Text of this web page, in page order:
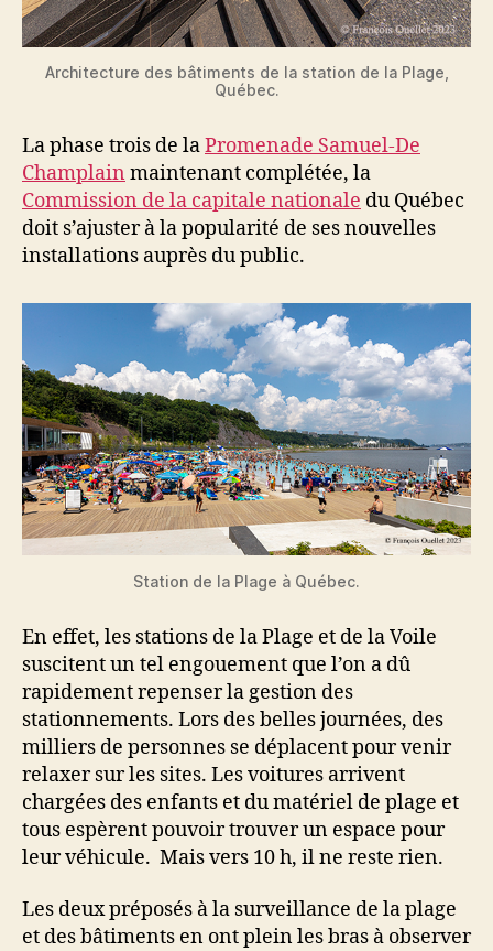
Architecture des bâtiments de la station de la Plage,
Québec.
La phase trois de laPromenade Samuel-De
Champlain maintenant complétée, la
Commission de la capitale nationale du Québec
doit s’ajuster à la popularité de ses nouvelles
installations auprès du public.
Station de la Plage à Québec.
En effet, les stations de la Plage et de la Voile
suscitent un tel engouement que l’on a dû
rapidement repenser la gestion des
stationnements. Lors des belles journées, des
milliers de personnes se déplacent pour venir
relaxer sur les sites. Les voitures arrivent
chargées des enfants et du matériel de plage et
tous espèrent pouvoir trouver un espace pour
leur véhicule. Mais vers 10 h, il ne reste rien.
Les deux préposés à la surveillance de la plage
et des bâtiments en ont plein les bras à observer